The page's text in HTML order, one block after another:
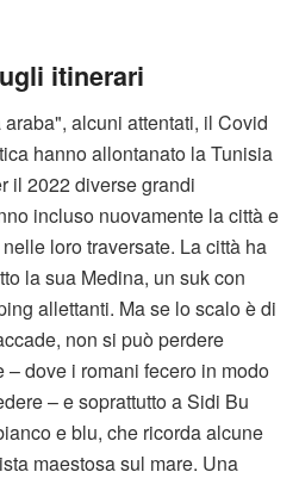
itinerari
alcuni attentati, il Covid
hanno allontanato la Tunisia
il 2022 diverse grandi
incluso nuovamente la città e
loro traversate. La città ha
la sua Medina, un suk con
allettanti. Ma se lo scalo è di
non si può perdere
dove i romani fecero in modo
– e soprattutto a Sidi Bu
e blu, che ricorda alcune
maestosa sul mare. Una